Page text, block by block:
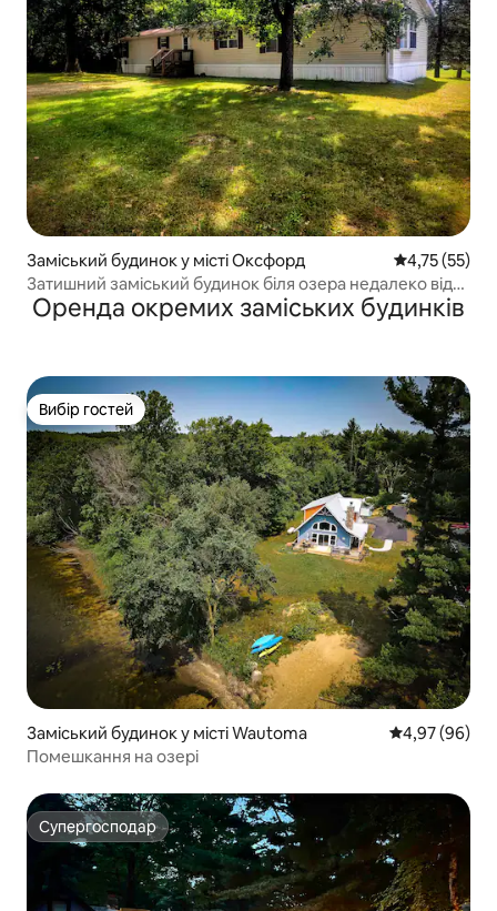
Заміський будинок у місті Оксфорд Середня
4,75 (55)
Затишний заміський будинок біля озера недалеко від
Вісконсин-Деллс
Оренда окремих заміських будинків
Вибір гостей
Вибір гостей
Заміський будинок у місті Wautoma Середня
4,97 (96)
Помешкання на озері
Супергосподар
Супергосподар